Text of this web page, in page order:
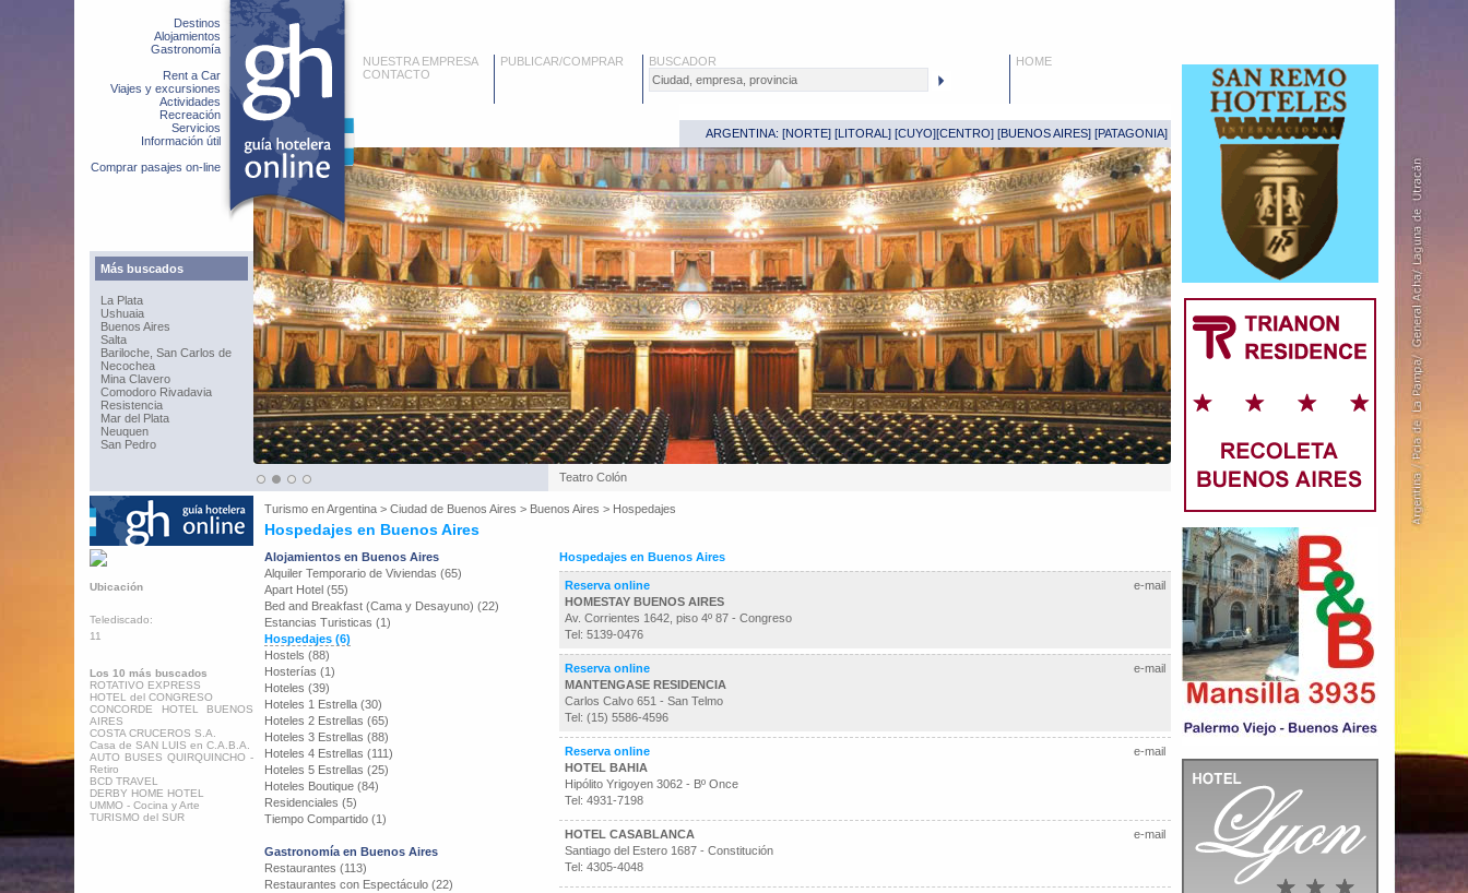
Destinos
Alojamientos
Gastronomía
Rent a Car
Viajes y excursiones
Actividades
Recreación
Servicios
Información útil
Comprar pasajes on-line
Más buscados
La Plata
Ushuaia
Buenos Aires
Salta
Bariloche, San Carlos de
Necochea
Mina Clavero
Comodoro Rivadavia
Resistencia
Mar del Plata
Neuquen
San Pedro
NUESTRA EMPRESA
CONTACTO
PUBLICAR/COMPRAR BUSCADOR HOME
ARGENTINA: [NORTE] [LITORAL ] [CUYO][CENTRO] [BUENOS AIRES] [PATAGONIA]
Teatro Colón
Turismo enArgentina > Ciudad de Buenos Aires > Buenos Aires > Hospedajes
Hospedajes en Buenos Aires
Ubicación
Telediscado:
11
Los 10 más buscados
ROTATIVO EXPRESS
HOTEL del CONGRESO
CONCORDE HOTEL BUENOS
AIRES
COSTA CRUCEROS S.A.
Casa de SAN LUIS en C.A.B.A.
AUTO BUSES QUIRQUINCHO -
Retiro
BCD TRAVEL
DERBY HOME HOTEL
UMMO - Cocina y Arte
TURISMO del SUR
Alojamientos en Buenos Aires
Alquiler Temporario de Viviendas (65)
Apart Hotel (55)
Bed and Breakfast (Cama y Desayuno) (22)
Estancias Turisticas (1)
Hospedajes (6)
Hostels (88)
Hosterías (1)
Hoteles (39)
Hoteles 1 Estrella (30)
Hoteles 2 Estrellas (65)
Hoteles 3 Estrellas (88)
Hoteles 4 Estrellas (111)
Hoteles 5 Estrellas (25)
Hoteles Boutique (84)
Residenciales (5)
Tiempo Compartido (1)
Gastronomía en Buenos Aires
Restaurantes (113)
Restaurantes con Espectáculo (22)
Hospedajes en Buenos Aires
e-mail
Reserva online
HOMESTAY BUENOS AIRES
Av. Corrientes 1642, piso 4º 87 - Congreso
Tel: 5139-0476
e-mail
Reserva online
MANTENGASE RESIDENCIA
Carlos Calvo 651 - San Telmo
Tel: (15) 5586-4596
e-mail
Reserva online
HOTEL BAHIA
Hipólito Yrigoyen 3062 - Bº Once
Tel: 4931-7198
e-mail
HOTEL CASABLANCA
Santiago del Estero 1687 - Constitución
Tel: 4305-4048